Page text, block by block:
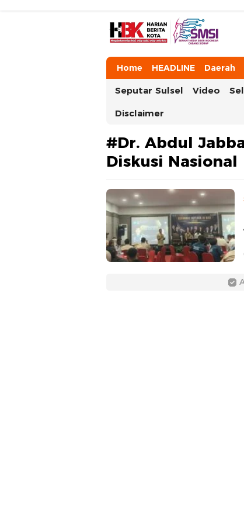
HarianBeritaKota
Mengabarkan Setiap Detil,
Home HEADLINE Daerah
Seputar Sulsel Video
Disclaimer
#Dr. Abdul
Diskusi Nasional